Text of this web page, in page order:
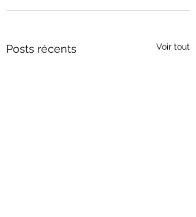
Posts récents Voir tout